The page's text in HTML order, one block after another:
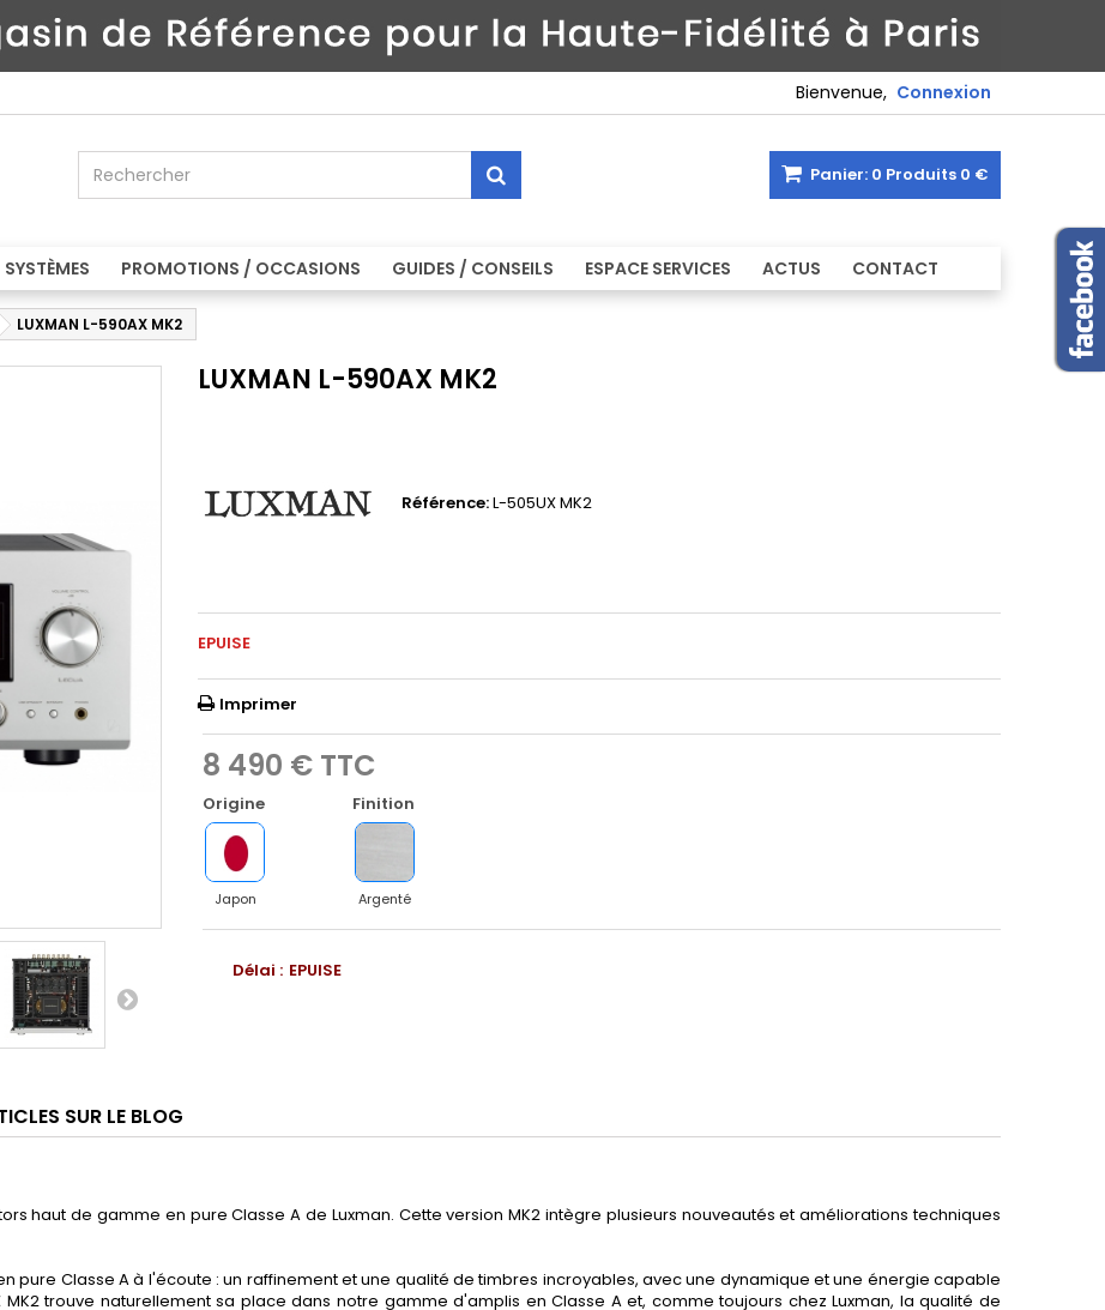
Bienvenue, Connexion
Panier: 0 Produits 0 €
SYSTÈMES PROMOTIONS / OCCASIONS GUIDES / CONSEILS ESPACE SERVICES ACTUS CONTACT
LUXMAN L-590AX MK2
LUXMAN L-590AX MK2
Référence:L-505UX MK2
EPUISE
Imprimer
8 490 € TTC
Origine
Japon
Finition
Argenté
Délai : EPUISE
SUR LE BLOG
haut de gamme en pure Classe A de Luxman. Cette version MK2 intègre plusieurs nouveautés et améliorations techniques
pure Classe A à l'écoute : un raffinement et une qualité de timbres incroyables, avec une dynamique et une énergie capable
trouve naturellement sa place dans notre gamme d'amplis en Classe A et, comme toujours chez Luxman, la qualité de